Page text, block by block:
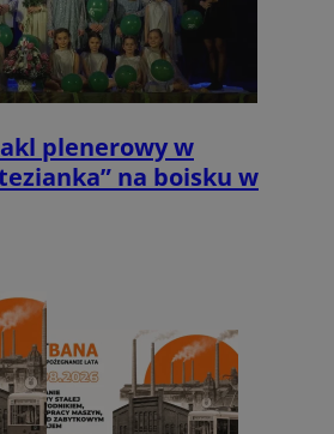
plenerowy w
na boisku w